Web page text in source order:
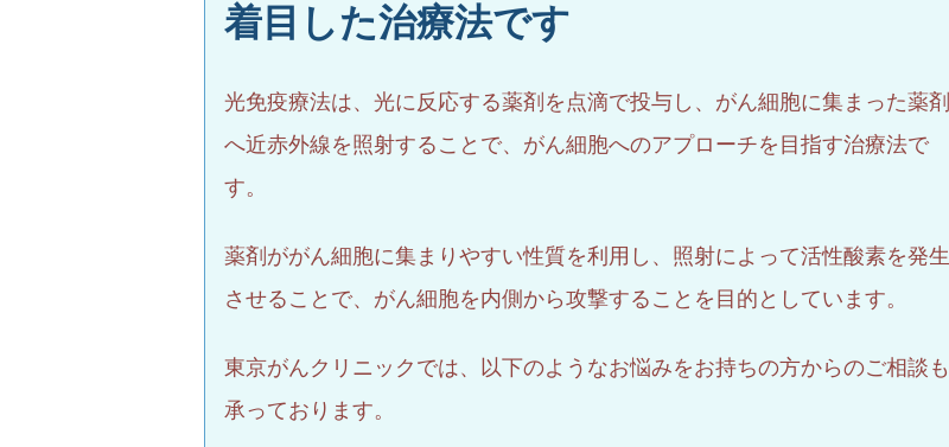
着目した治療法です
光免疫療法は、光に反応する薬剤を点滴で投与し、がん細胞に集まった薬剤
へ近赤外線を照射することで、がん細胞へのアプローチを目指す治療法で
す。
薬剤ががん細胞に集まりやすい性質を利用し、照射によって活性酸素を発生
させることで、がん細胞を内側から攻撃することを目的としています。
東京がんクリニックでは、以下のようなお悩みをお持ちの方からのご相談も
承っております。